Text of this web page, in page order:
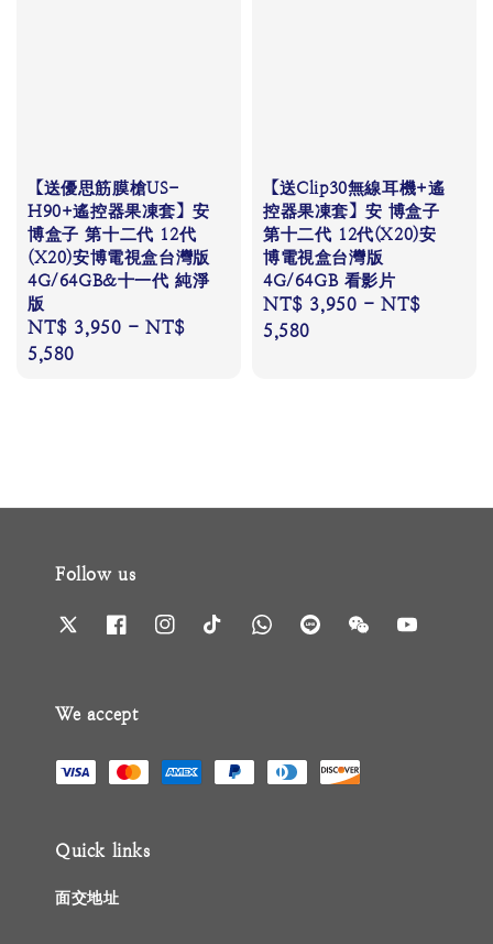
【送優思筋膜槍US-
H90+遙控器果凍套】安
博盒子 第十二代 12代
(X20)安博電視盒台灣版
4G/64GB&十一代 純淨
版
Regular
price
NT$ 3,950 -NT$
5,580
【送Clip30無線耳機+遙
控器果凍套】安 博盒子
第十二代 12代(X20)安
博電視盒台灣版
4G/64GB 看影片
Regular
price
NT$ 3,950 -NT$
5,580
Follow us
We accept
Quick links
面交地址